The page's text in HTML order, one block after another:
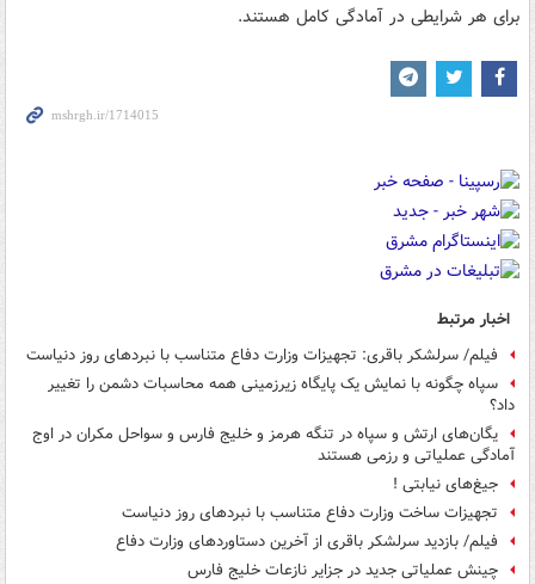
برای هر شرایطی در آمادگی کامل هستند.
اخبار مرتبط
فیلم/ سرلشکر باقری: تجهیزات وزارت دفاع متناسب با نبردهای روز دنیاست
سپاه چگونه با نمایش یک پایگاه زیرزمینی همه محاسبات دشمن را تغییر
داد؟
یگان‌های ارتش و سپاه در تنگه هرمز و خلیج فارس و سواحل مکران در اوج
آمادگی عملیاتی و رزمی هستند
جیغ‌های نیابتی !
تجهیزات ساخت وزارت دفاع متناسب با نبردهای روز دنیاست
فیلم/ بازدید سرلشکر باقری از آخرین دستاوردهای وزارت دفاع
چینش عملیاتی جدید در جزایر نازعات خلیج فارس